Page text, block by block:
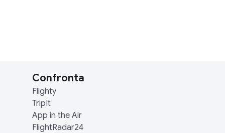
Confronta
Flighty
TripIt
App in the Air
FlightRadar24